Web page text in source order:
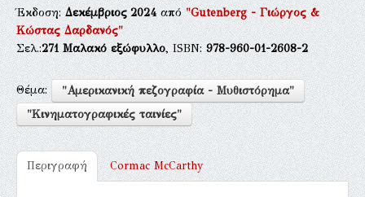
Έκδοση:Δεκέμβριος 2024από"Gutenberg - Γιώργος &
Κώστας Δαρδανός"
Σελ.:271 Μαλακό εξώφυλλο, ISBN:978-960-01-2608-2
Θέμα:
"Αμερικανική πεζογραφία - Μυθιστόρημα"
"Κινηματογραφικές ταινίες"
Περιγραφή Cormac McCarthy